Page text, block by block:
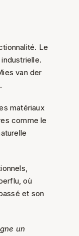
Le
van der
matériaux
comme le
où
et son
un